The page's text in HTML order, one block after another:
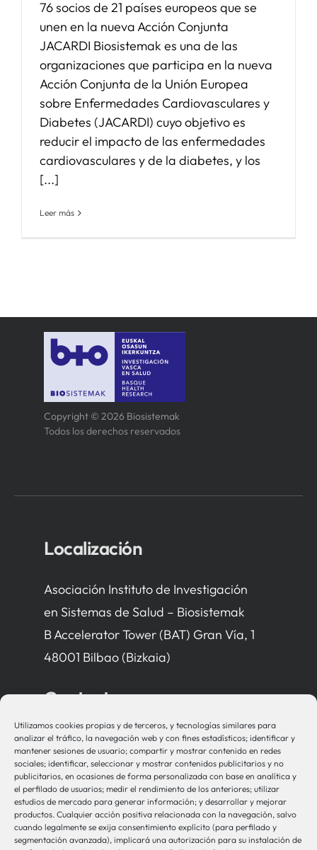
Utilizamos cookies propias y de terceros, y tecnologías similares para
analizar el tráfico, la navegación web y con fines estadísticos; identificar y
mantener sesiones de usuario; compartir y mostrar contenido en redes
sociales; identificar, seleccionar y mostrar contenidos publicitarios y no
publicitarios, en ocasiones de forma personalizada con base en analítica y
el perfilado de usuarios; medir el rendimiento de los anteriores; utilizar
estudios de mercado para generar información; y desarrollar y mejorar
productos. Cualquier acción positiva relacionada con la navegación, salvo
cuando legalmente se exija consentimiento explícito (para perfilado y
segmentación avanzada), implicará una autorización para su instalación de
76 socios de 21 países europeos que se
unen en la nueva Acción Conjunta
JACARDI Biosistemak es una de las
organizaciones que participa en la nueva
Acción Conjunta de la Unión Europea
sobre Enfermedades Cardiovasculares y
Diabetes (JACARDI) cuyo objetivo es
reducir el impacto de las enfermedades
cardiovasculares y de la diabetes, y los
[...]
Leer más
Copyright © 2026 Biosistemak
Todos los derechos reservados
Localización
Asociación Instituto de Investigación
en Sistemas de Salud – Biosistemak
B Accelerator Tower (BAT) Gran Vía, 1
48001 Bilbao (Bizkaia)
Contacto
bio-sistemak@bio-sistemak.eus
944 00 77 90
Otros Enlaces